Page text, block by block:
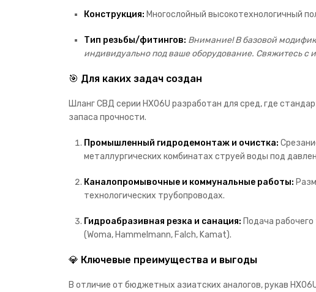
Конструкция: Многослойный высокотехнологичный
Тип резьбы/фитингов: Внимание! В базовой
индивидуально под ваше оборудование. Свяжитесь
🎯 Для каких задач создан
Шланг СВД серии HX06U разработан для сред, где
запаса прочности.
Промышленный гидродемонтаж и очистка:
металлургических комбинатах струей воды под
Каналопромывочные и коммунальные работы:
технологических трубопроводах.
Гидроабразивная резка и санация: Подача
(Woma, Hammelmann, Falch, Kamat).
💎 Ключевые преимущества и выгоды
В отличие от бюджетных азиатских аналогов, рукав